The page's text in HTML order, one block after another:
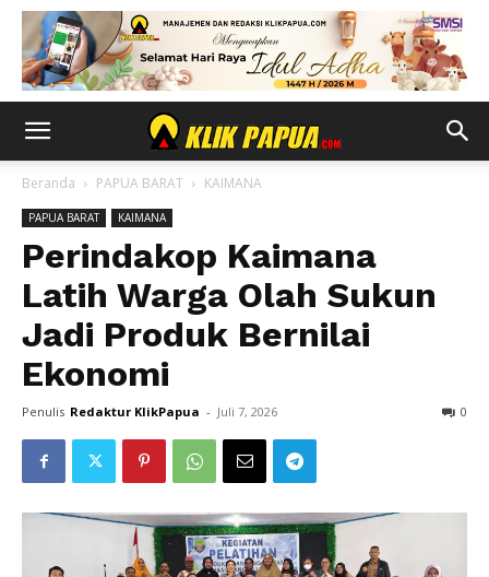
Beranda PAPUA BARAT KAIMANA
PAPUA BARAT KAIMANA
Perindakop Kaimana
Latih Warga Olah Sukun
Jadi Produk Bernilai
Ekonomi
Penulis Redaktur KlikPapua - Juli 7, 2026 0